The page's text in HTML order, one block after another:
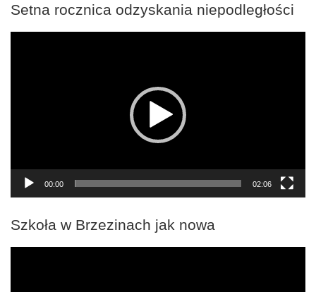
Setna rocznica odzyskania niepodległości
00:00 02:06
Szkoła w Brzezinach jak nowa